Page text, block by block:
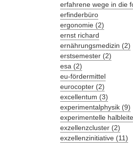
erfahrene wege in die
erfinderbüro
ergonomie (2)
ernst richard
ernährungsmedizin (2)
erstsemester (2)
esa (2)
eu-fördermittel
eurocopter (2)
excellentum (3)
experimentalphysik (9)
experimentelle
exzellenzcluster (2)
exzellenzinitiative (11)